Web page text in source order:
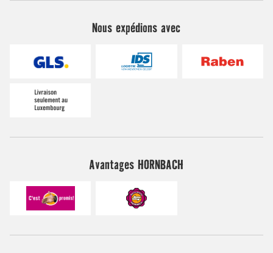
Nous expédions avec
Avantages HORNBACH